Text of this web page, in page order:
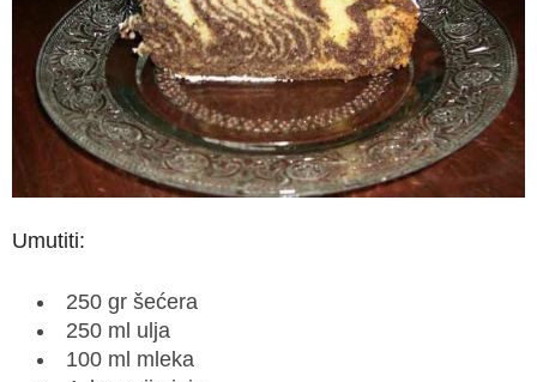
Umutiti:
250 gr šećera
250 ml ulja
100 ml mleka